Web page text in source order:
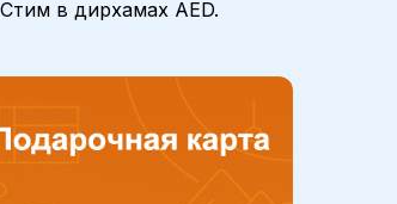
в дирхамах AED.